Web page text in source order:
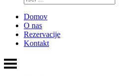
Domov
O nas
Rezervacije
Kontakt